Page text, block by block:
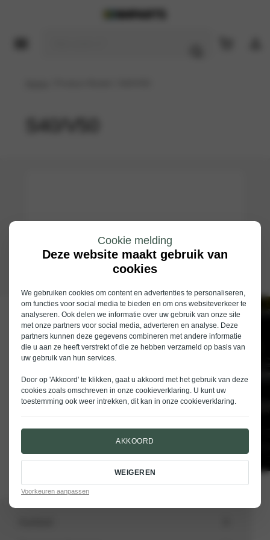
Cookie melding
Deze website maakt gebruik van
cookies
We gebruiken cookies om content en advertenties te personaliseren,
om functies voor social media te bieden en om ons websiteverkeer te
analyseren. Ook delen we informatie over uw gebruik van onze site
met onze partners voor social media, adverteren en analyse. Deze
partners kunnen deze gegevens combineren met andere informatie
die u aan ze heeft verstrekt of die ze hebben verzameld op basis van
uw gebruik van hun services.
Door op 'Akkoord' te klikken, gaat u akkoord met het gebruik van deze
cookies zoals omschreven in onze cookieverklaring. U kunt uw
toestemming ook weer intrekken, dit kan in onze cookieverklaring.
AKKOORD
WEIGEREN
Voorkeuren aanpassen
Schrijf je in voor de nieuwsbrief van
Nieuwenhuijse
E-mailadres
VERSTUREN